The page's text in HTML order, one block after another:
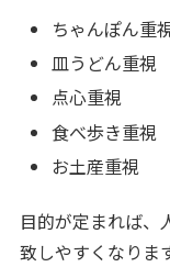
ちゃんぽん重
皿うどん重視
点心重視
食べ歩き重視
お土産重視
目的が定まれば、
致しやすくなりま